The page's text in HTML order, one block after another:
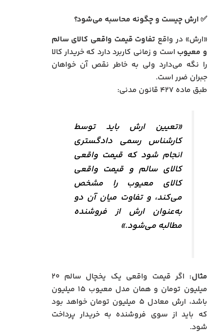
✅ارش چیست و چگونه محاسبه می‌شود؟
«ارش» در واقع تفاوت قیمت واقعی کالای سالم
و معیوب است و زمانی کاربرد دارد که خریدار کالا
را نگه می‌دارد ولی به خاطر نقص آن خواهان
جبران ضرر است.
طبق ماده ۴۲۷ قانون مدنی:
«تعیین ارش باید توسط
کارشناس رسمی دادگستری
انجام شود که قیمت واقعی
کالای سالم و قیمت واقعی
کالای معیوب را مشخص
می‌کند، و تفاوت میان آن دو
به‌عنوان ارش از فروشنده
مطالبه می‌شود.»
مثال:
اگر قیمت واقعی یک یخچال سالم ۲۰
میلیون تومان و همان مدل معیوب ۱۵ میلیون
باشد، ارش معادل ۵ میلیون تومان خواهد بود
که باید از سوی فروشنده به خریدار پرداخت
شود.